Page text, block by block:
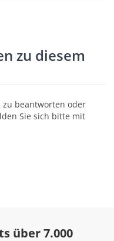
Sagen Sie uns Ihre